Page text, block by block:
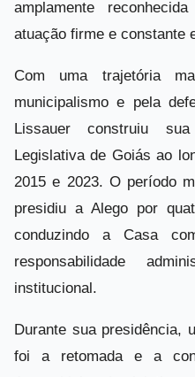
amplamente
atuação firme e constante
Com uma trajetória
municipalismo e pela
Lissauer construiu
Legislativa de Goiás ao
2015 e 2023. O período
presidiu a Alego por
conduzindo a Casa
responsabilidade
institucional.
Durante sua presidência,
foi a retomada e a